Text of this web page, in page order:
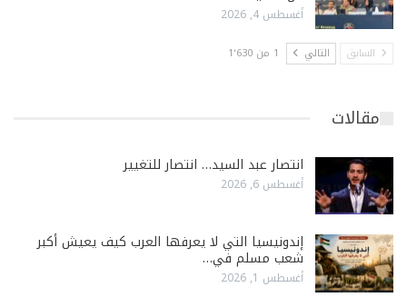
أغسطس 4, 2026
السابق التالي 1 من 1٬630
مقالات
انتصار عبد السيد… انتصار للتغيير
أغسطس 6, 2026
إندونيسيا التي لا يعرفها العرب كيف يعيش أكبر
شعب مسلم في…
أغسطس 1, 2026